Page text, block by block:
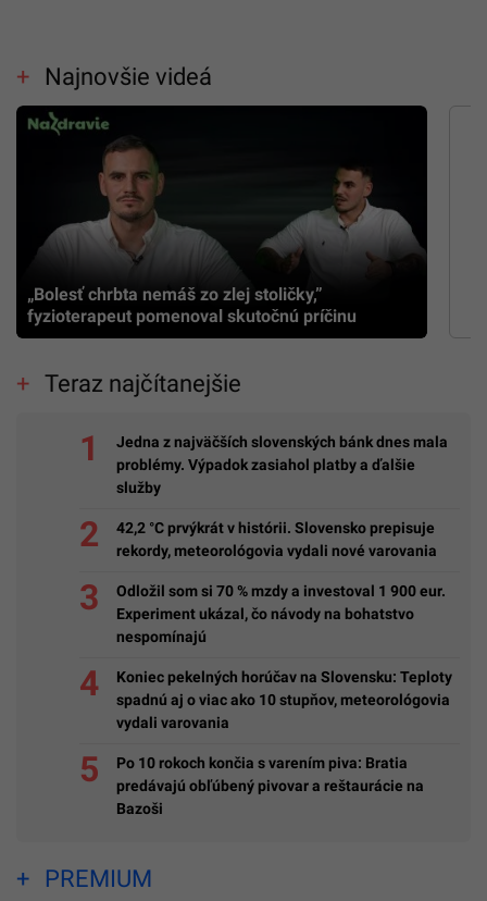
Najnovšie videá
„Bolesť chrbta nemáš zo zlej stoličky,”
fyzioterapeut pomenoval skutočnú príčinu
Teraz najčítanejšie
Jedna z najväčších slovenských bánk dnes mala
problémy. Výpadok zasiahol platby a ďalšie
služby
42,2 °C prvýkrát v histórii. Slovensko prepisuje
rekordy, meteorológovia vydali nové varovania
Odložil som si 70 % mzdy a investoval 1 900 eur.
Experiment ukázal, čo návody na bohatstvo
nespomínajú
Koniec pekelných horúčav na Slovensku: Teploty
spadnú aj o viac ako 10 stupňov, meteorológovia
vydali varovania
Po 10 rokoch končia s varením piva: Bratia
predávajú obľúbený pivovar a reštaurácie na
Bazoši
PREMIUM